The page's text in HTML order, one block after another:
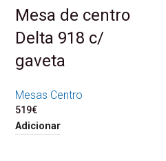
Mesa de centro
Delta 918 c/
gaveta
Mesas Centro
519€
Adicionar